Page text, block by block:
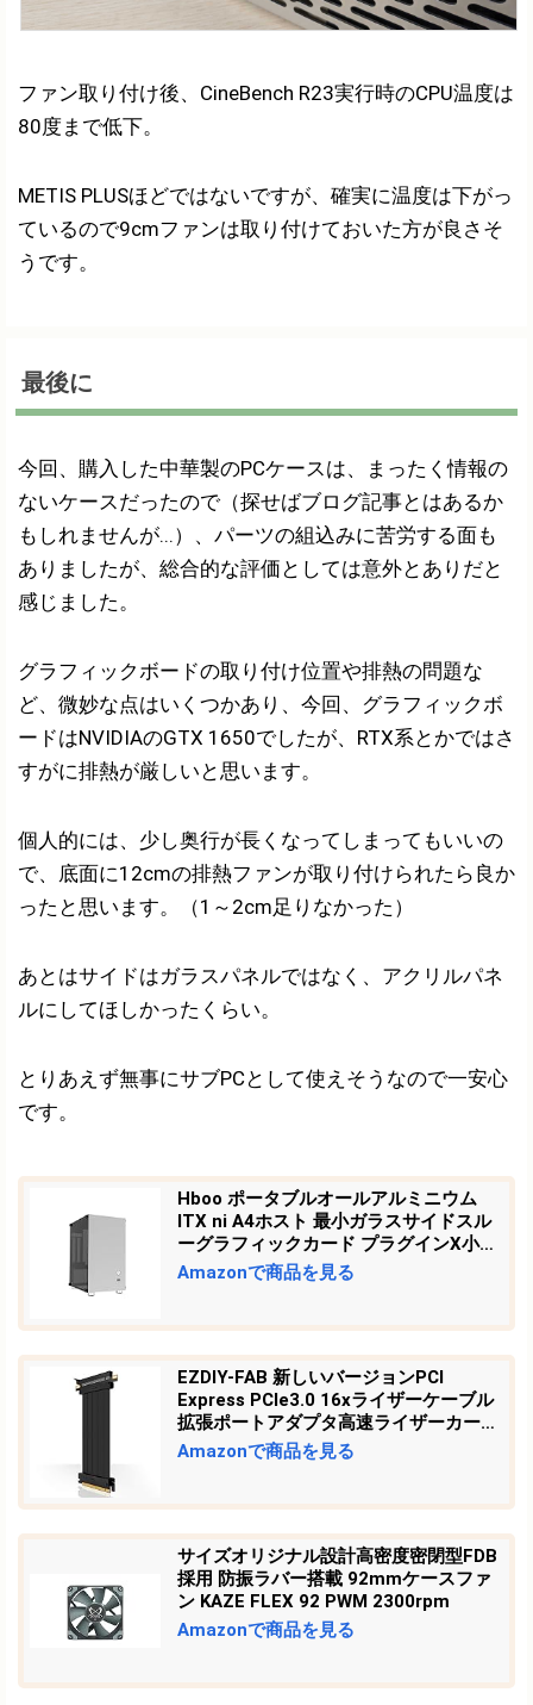
ファン取り付け後、CineBench R23実行時のCPU温度は
80度まで低下。
METIS PLUSほどではないですが、確実に温度は下がっ
ているので9cmファンは取り付けておいた方が良さそ
うです。
最後に
今回、購入した中華製のPCケースは、まったく情報の
ないケースだったので（探せばブログ記事とはあるか
もしれませんが...）、パーツの組込みに苦労する面も
ありましたが、総合的な評価としては意外とありだと
感じました。
グラフィックボードの取り付け位置や排熱の問題な
ど、微妙な点はいくつかあり、今回、グラフィックボ
ードはNVIDIAのGTX 1650でしたが、RTX系とかではさ
すがに排熱が厳しいと思います。
個人的には、少し奥行が長くなってしまってもいいの
で、底面に12cmの排熱ファンが取り付けられたら良か
ったと思います。（1～2cm足りなかった）
あとはサイドはガラスパネルではなく、アクリルパネ
ルにしてほしかったくらい。
とりあえず無事にサブPCとして使えそうなので一安心
です。
Hboo ポータブルオールアルミニウム
ITX ni A4ホスト 最小ガラスサイドスル
ーグラフィックカード プラグインX小型
コンピューター
Amazonで商品を見る
EZDIY-FAB 新しいバージョンPCI
Express PCIe3.0 16xライザーケーブル
拡張ポートアダプタ高速ライザーカード
ストレートコネクタ GPUライザーケー
ブル - 30CM 180度
Amazonで商品を見る
サイズオリジナル設計高密度密閉型FDB
採用 防振ラバー搭載 92mmケースファ
ン KAZE FLEX 92 PWM 2300rpm
Amazonで商品を見る